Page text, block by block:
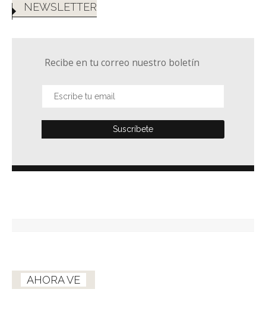
NEWSLETTER
Recibe en tu correo nuestro boletín
AHORA VE